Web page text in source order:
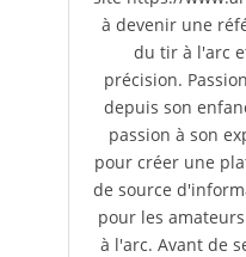
à devenir une
du tir à l'arc
précision.
depuis son
passion à son
pour créer une
de source
pour les
à l'arc. Avant de